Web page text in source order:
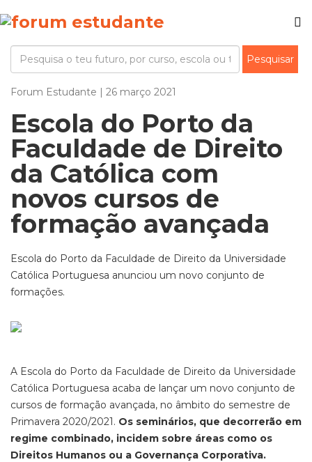
Forum Estudante | 26 março 2021
Escola do Porto da
Faculdade de Direito
da Católica com
novos cursos de
formação avançada
Escola do Porto da Faculdade de Direito da Universidade
Católica Portuguesa anunciou um novo conjunto de
formações.
A Escola do Porto da Faculdade de Direito da Universidade
Católica Portuguesa acaba de lançar um novo conjunto de
cursos de formação avançada, no âmbito do semestre de
Primavera 2020/2021. Os seminários, que decorrerão em
regime combinado, incidem sobre áreas como os
Direitos Humanos ou a Governança Corporativa.